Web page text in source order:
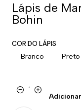
Lápis de
Bohin
COR DO LÁPIS
Branco Preto
Quantidade